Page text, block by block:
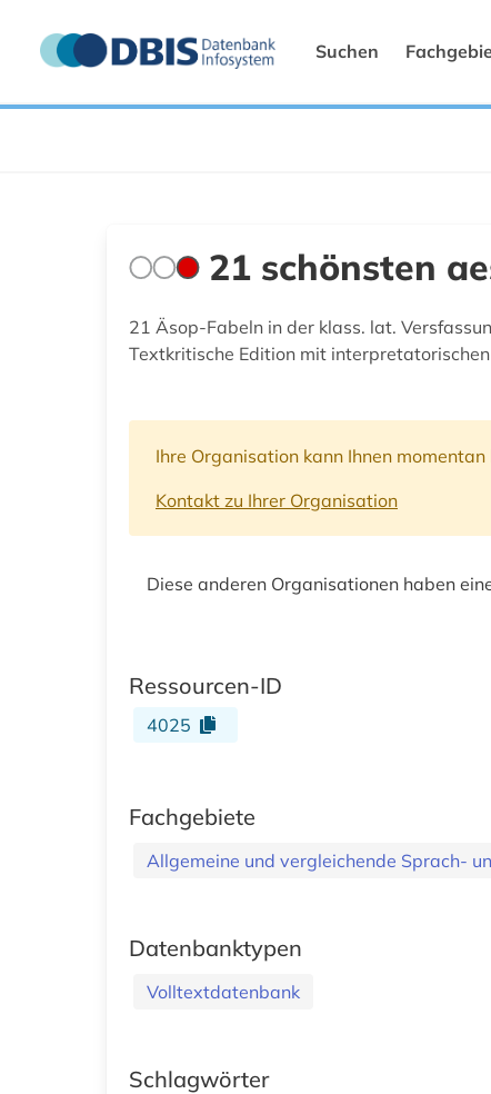
Suchen
21 schönsten
21 Äsop-Fabeln in der klass. lat.
Textkritische Edition mit
Ihre Organisation kann Ihnen
Kontakt zu Ihrer Organisation
Diese anderen Organisationen haben
Ressourcen-ID
4025
Fachgebiete
Allgemeine und vergleichende Sprach-
Datenbanktypen
Volltextdatenbank
Schlagwörter